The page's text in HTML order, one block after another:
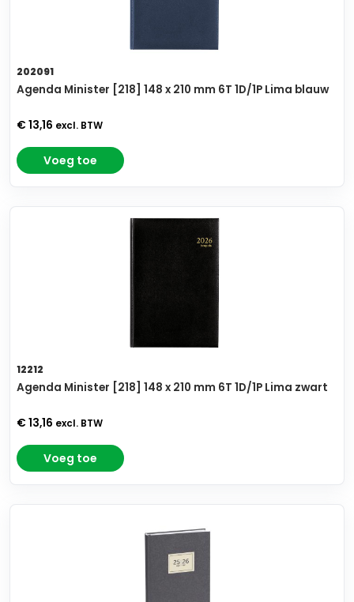
202091
Agenda Minister [218] 148 x 210 mm 6T 1D/1P Lima blauw
€ 13,16 excl. BTW
Voeg toe
12212
Agenda Minister [218] 148 x 210 mm 6T 1D/1P Lima zwart
€ 13,16 excl. BTW
Voeg toe